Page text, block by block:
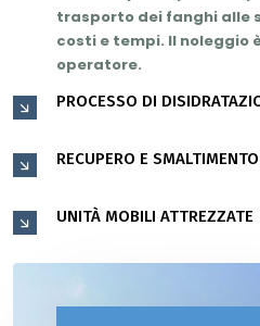
trasporto dei fanghi alle
costi e tempi. Il noleggio
operatore.
PROCESSO DI
RECUPERO E SMALTIMENTO
UNITÀ MOBILI ATTREZZATE